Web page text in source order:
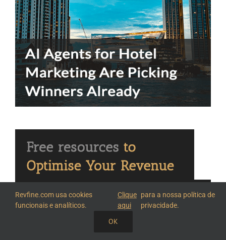
Relatório do Engenheiro de Hospitalidade
Revfine.com usa cookies
funcionais e analíticos.
Clique
aqui
para a nossa política de
privacidade.
OK